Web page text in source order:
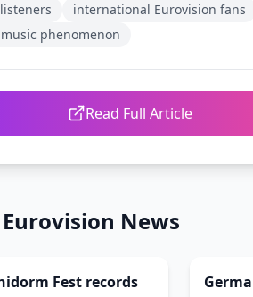
international Eurovision fans
phenomenon
Read Full Article
News
Fest records